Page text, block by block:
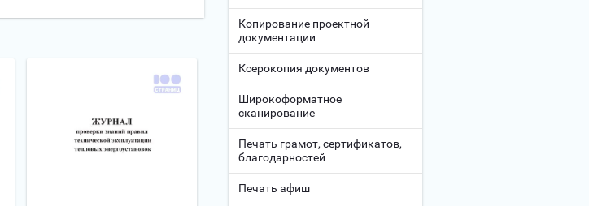
Копирование проектной
документации
Ксерокопия документов
Широкоформатное
сканирование
Печать грамот, сертификатов,
благодарностей
Печать афиш